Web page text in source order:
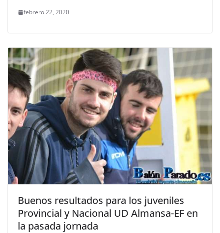
febrero 22, 2020
Buenos resultados para los juveniles
Provincial y Nacional UD Almansa-EF en
la pasada jornada